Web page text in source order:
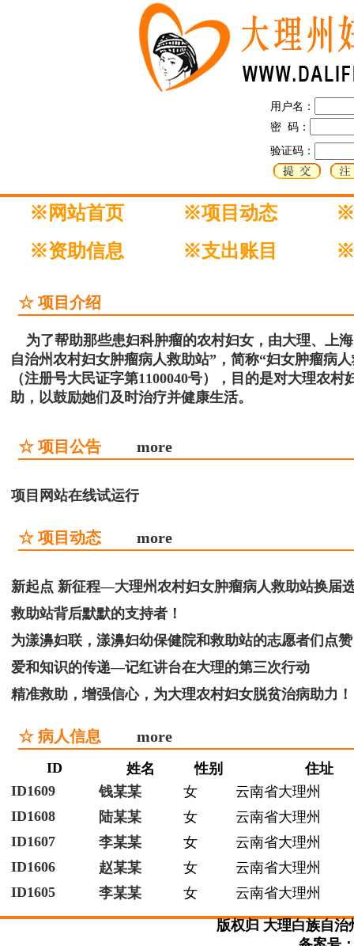
用户名：
密 码：
验证码：
※网站首页 ※项目动态
※
※资助信息
※支出账目 ※
☆ 项目介绍
为了帮助那些患妇科肿瘤的农村妇女，由大理、上
自治州农村妇女肿瘤病人救助站”，简称“妇女肿瘤病
（注册号大民证字第1100040号），目的是对大理农
助，以鼓励她们及时治疗并健康生活。
☆ 项目公告 more
项目网站在线试运行
☆ 项目动态 more
新起点 新征程—大理州农村妇女肿瘤病人救助站换届
救助站背后默默的支持者！
为漾濞妇联，漾濞妇幼保健院和救助站的志愿者们点
爱和知识的传递—记红讲台在大理的第三次行动
精准救助，增强信心，为大理农村妇女脱贫治病助力！
☆ 病人信息 more
ID 姓名 性别
住址
ID1609
钱某某 女
云南省大理州
ID1608
陆某某 女
云南省大理州
ID1607
李某某 女
云南省大理州
ID1606
赵某某 女
云南省大理州
ID1605
李某某 女 云南省大理州
版权归 大理白族自